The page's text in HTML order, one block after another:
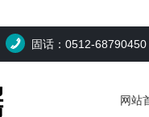
固话：0512-68790450
网站